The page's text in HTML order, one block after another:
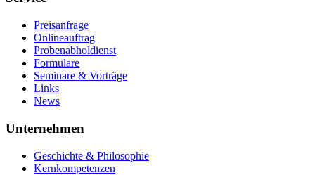
Preisanfrage
Onlineauftrag
Probenabholdienst
Formulare
Seminare & Vorträge
Links
News
Unternehmen
Geschichte & Philosophie
Kernkompetenzen